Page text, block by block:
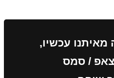
עכשיו,
/ סמס